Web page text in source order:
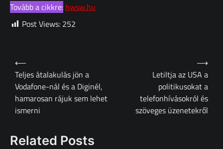
Tovább a cikkre: hwsw.hu
Post Views: 252
Bejegyzés
navigáció
⟵
Teljes átalakulás jön a
Vodafone-nál és a Diginél,
hamarosan rájuk sem lehet
ismerni
Letiltja az USA a
politikusokat a
telefonhívásokról és
szöveges üzenetekről
⟶
Related Posts